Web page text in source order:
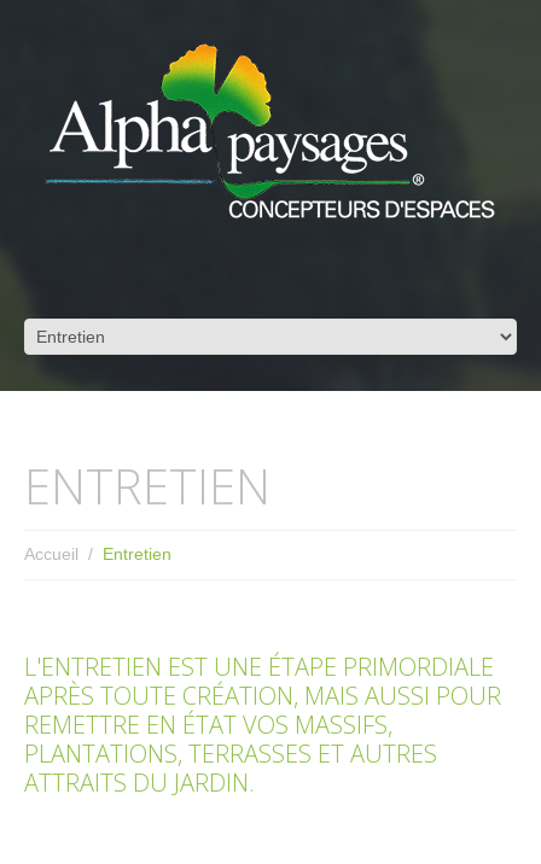
ENTRETIEN
Accueil Entretien
L'ENTRETIEN EST UNE ÉTAPE PRIMORDIALE
APRÈS TOUTE CRÉATION, MAIS AUSSI POUR
REMETTRE EN ÉTAT VOS MASSIFS,
PLANTATIONS, TERRASSES ET AUTRES
ATTRAITS DU JARDIN.